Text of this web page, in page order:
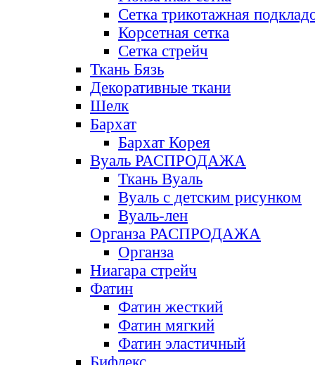
Сетка трикотажная
Корсетная сетка
Сетка стрейч
Ткань Бязь
Декоративные ткани
Шелк
Бархат
Бархат Корея
Вуаль РАСПРОДАЖА
Ткань Вуаль
Вуаль с детским рисунком
Вуаль-лен
Органза РАСПРОДАЖА
Органза
Ниагара стрейч
Фатин
Фатин жесткий
Фатин мягкий
Фатин элаcтичный